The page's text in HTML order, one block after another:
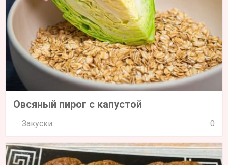
Овсяный пирог с капустой
Закуски 0